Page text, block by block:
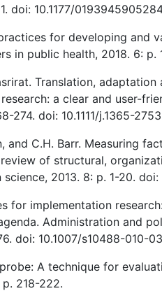
doi: 10.1177/
for developing and
in public health, 2018. 6: p.
Translation,
a clear and user-
274. doi: 10.1111/j.1365-
and C.H. Barr. Measuring
of structural,
2013. 8: p. 1-20.
for implementation
Administration and
doi: 10.1007/s10488-010-
A technique for
218-222.